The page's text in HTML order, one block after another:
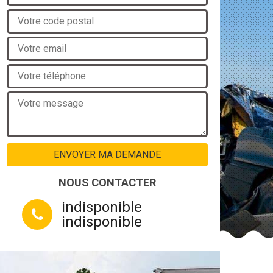
NOUS CONTACTER
indisponible
indisponible